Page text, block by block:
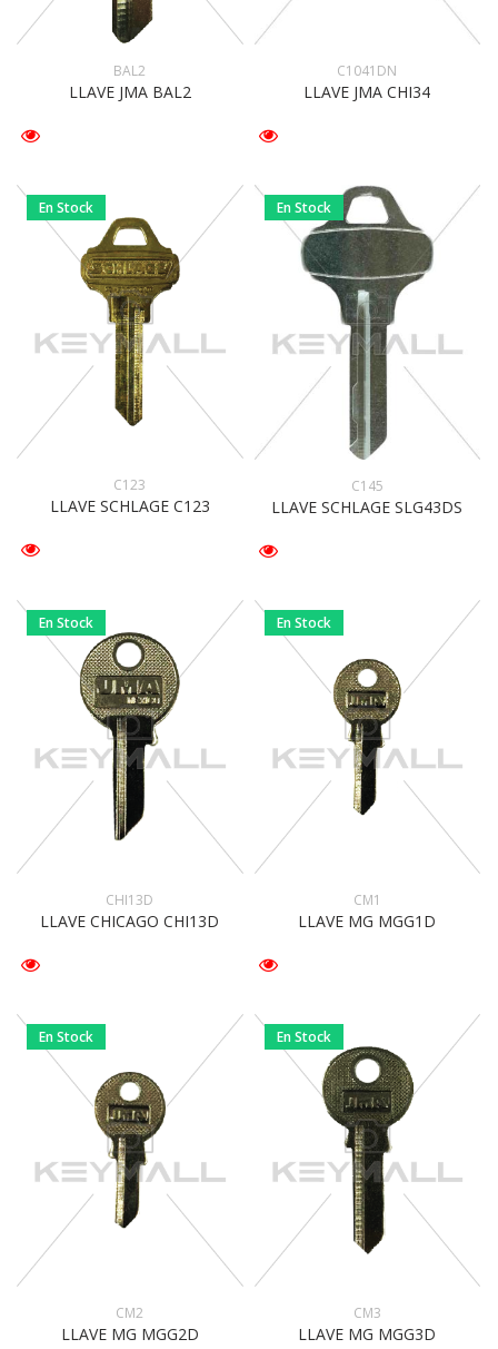
BAL2
LLAVE JMA BAL2
C1041DN
LLAVE JMA CHI34
En Stock
C123
LLAVE SCHLAGE C123
En Stock
C145
LLAVE SCHLAGE SLG43DS
En Stock
CHI13D
LLAVE CHICAGO CHI13D
En Stock
CM1
LLAVE MG MGG1D
En Stock
CM2
LLAVE MG MGG2D
En Stock
CM3
LLAVE MG MGG3D